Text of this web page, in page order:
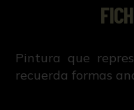
Pintura que
recuerda formas